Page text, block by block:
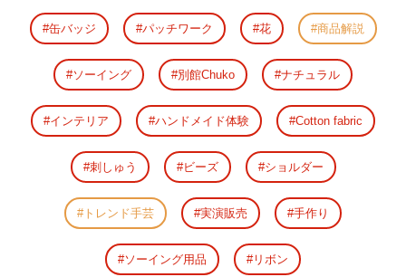
缶バッジ パッチワーク 花 商品解説
ソーイング 別館Chuko ナチュラル
インテリア ハンドメイド体験 Cotton fabric
刺しゅう ビーズ ショルダー
トレンド手芸 実演販売 手作り
ソーイング用品 リボン